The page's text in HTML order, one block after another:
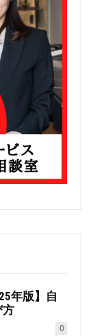
年版】自
方
0